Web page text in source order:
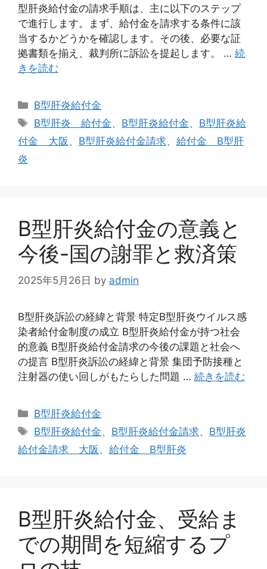
型肝炎給付金の請求手順は、主に以下のステップ
で進行します。まず、給付金を請求する条件に該
当するかどうかを確認します。その後、必要な証
拠書類を揃え、裁判所に訴訟を提起します。 … 続
きを読む
カ
テ
リ
B型肝炎給付金
タ
グ
B型肝炎 給付金、 B型肝炎給付金、 B型肝炎給
付金 大阪 、 B型肝炎給付金請求、 給付金 B型肝
炎
B型肝炎給付金の意義と
今後-国の謝罪と救済策
2025年5月26日 by admin
B型肝炎訴訟の経緯と背景 特定B型肝炎ウイルス感
染者給付金制度の成立 B型肝炎給付金が持つ社会
的意義 B型肝炎給付金請求の今後の課題と社会へ
の提言 B型肝炎訴訟の経緯と背景 集団予防接種と
注射器の使い回しがもたらした問題 … 続きを読む
カ
テ
リ
B型肝炎給付金
タ
グ
B型肝炎給付金、 B型肝炎給付金請求、 B型肝炎
給付金請求 大阪 、 給付金 B型肝炎
B型肝炎給付金、受給ま
での期間を短縮するプ